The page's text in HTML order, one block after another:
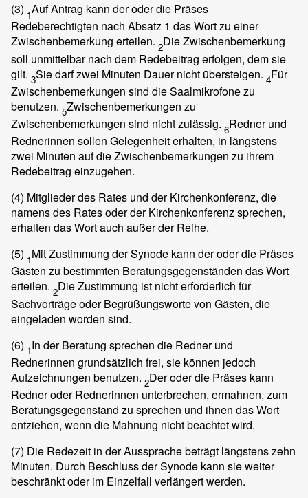
(3) 1Auf Antrag kann der oder die Präses
Redeberechtigten nach Absatz 1 das Wort zu einer
Zwischenbemerkung erteilen. 2Die Zwischenbemerkung
soll unmittelbar nach dem Redebeitrag erfolgen, dem sie
gilt. 3Sie darf zwei Minuten Dauer nicht übersteigen. 4Für
Zwischenbemerkungen sind die Saalmikrofone zu
benutzen. 5Zwischenbemerkungen zu
Zwischenbemerkungen sind nicht zulässig. 6Redner und
Rednerinnen sollen Gelegenheit erhalten, in längstens
zwei Minuten auf die Zwischenbemerkungen zu ihrem
Redebeitrag einzugehen.
(4) Mitglieder des Rates und der Kirchenkonferenz, die
namens des Rates oder der Kirchenkonferenz sprechen,
erhalten das Wort auch außer der Reihe.
(5) 1Mit Zustimmung der Synode kann der oder die Präses
Gästen zu bestimmten Beratungsgegenständen das Wort
erteilen. 2Die Zustimmung ist nicht erforderlich für
Sachvorträge oder Begrüßungsworte von Gästen, die
eingeladen worden sind.
(6) 1In der Beratung sprechen die Redner und
Rednerinnen grundsätzlich frei, sie können jedoch
Aufzeichnungen benutzen. 2Der oder die Präses kann
Redner oder Rednerinnen unterbrechen, ermahnen, zum
Beratungsgegenstand zu sprechen und ihnen das Wort
entziehen, wenn die Mahnung nicht beachtet wird.
(7) Die Redezeit in der Aussprache beträgt längstens zehn
Minuten. Durch Beschluss der Synode kann sie weiter
beschränkt oder im Einzelfall verlängert werden.